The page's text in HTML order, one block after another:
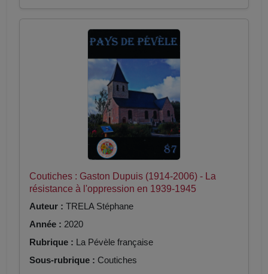
Coutiches : Gaston Dupuis (1914-2006) - La
résistance à l'oppression en 1939-1945
Auteur : TRELA Stéphane
Année : 2020
Rubrique : La Pévèle française
Sous-rubrique : Coutiches